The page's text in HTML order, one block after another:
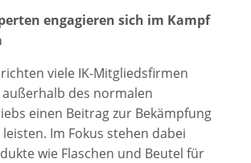
engagieren sich im Kampf
viele IK-Mitgliedsfirmen
außerhalb des normalen
einen Beitrag zur Bekämpfung
Im Fokus stehen dabei
wie Flaschen und Beutel für